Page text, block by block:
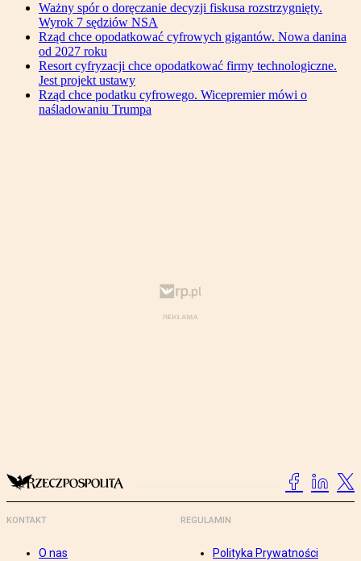
Ważny spór o doręczanie decyzji fiskusa rozstrzygnięty.
Wyrok 7 sędziów NSA
Rząd chce opodatkować cyfrowych gigantów. Nowa danina
od 2027 roku
Resort cyfryzacji chce opodatkować firmy technologiczne.
Jest projekt ustawy
Rząd chce podatku cyfrowego. Wicepremier mówi o
naśladowaniu Trumpa
KONTAKT
O nas
REGULAMIN
Polityka Prywatności